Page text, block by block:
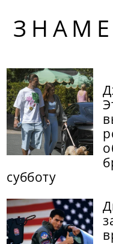
субботу